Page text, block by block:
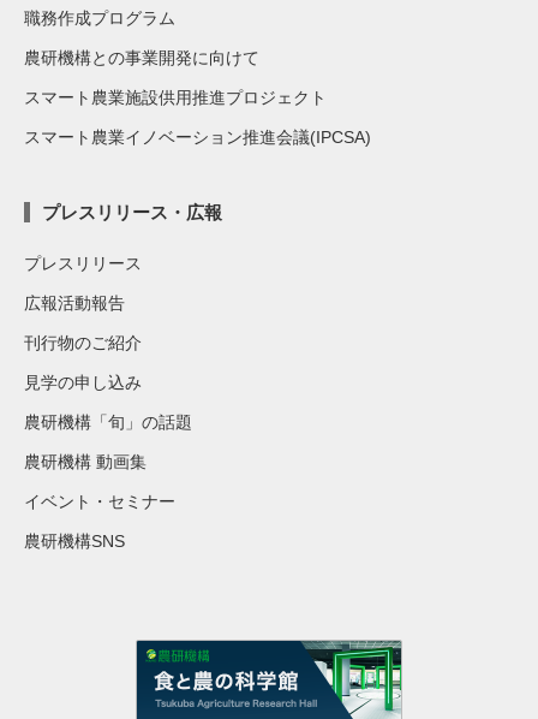
職務作成プログラム
農研機構との事業開発に向けて
スマート農業施設供用推進プロジェクト
スマート農業イノベーション推進会議(IPCSA)
プレスリリース・広報
プレスリリース
広報活動報告
刊行物のご紹介
見学の申し込み
農研機構「旬」の話題
農研機構 動画集
イベント・セミナー
農研機構SNS